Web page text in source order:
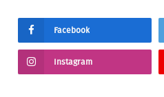
Facebook
Instagram